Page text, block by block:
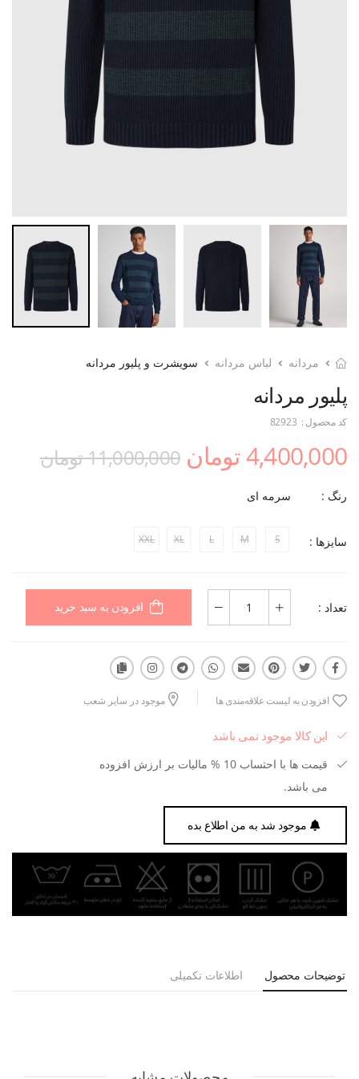
مردانه لباس مردانه سویشرت و پلیور مردانه
پلیور مردانه
کد محصول : 82923
4,400,000 تومان 11,000,000 تومان
رنگ : سرمه ای
سایزها : S
M
L
XL
XXL
تعداد : افزودن به سبد خرید
افزودن به لیست علاقه‌مندی ها موجود در سایر شعب
این کالا موجود نمی باشد
قیمت ها با احتساب 10 % مالیات بر ارزش افزوده
می باشد.
موجود شد به من اطلاع بده
توضیحات محصول اطلاعات تکمیلی